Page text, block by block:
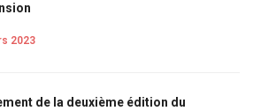
2023
de la deuxième édition du